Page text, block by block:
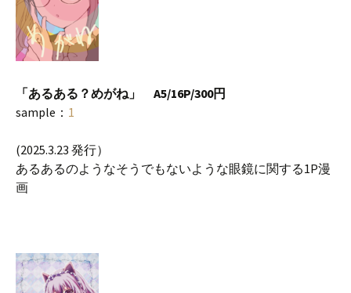
「あるある？めがね」 A5/16P/300円
sample： 1
(2025.3.23 発行）
あるあるのようなそうでもないような眼鏡に関する1P漫
画